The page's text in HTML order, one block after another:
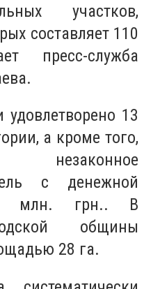
участков,
составляет 110
пресс-служба
13
а кроме того,
незаконное
с денежной
млн. грн.. В
общины
28 га.